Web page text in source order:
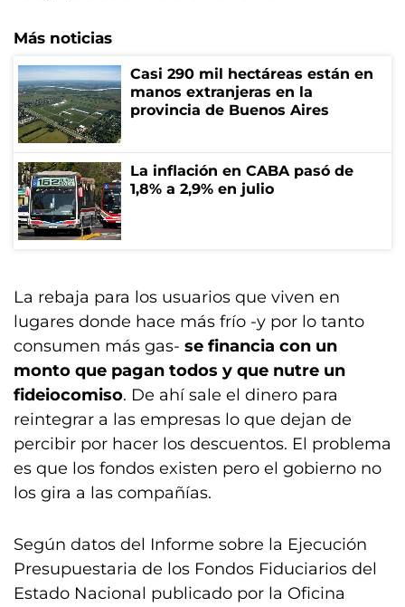
Más noticias
Casi 290 mil hectáreas están en
manos extranjeras en la
provincia de Buenos Aires
La inflación en CABA pasó de
1,8% a 2,9% en julio
La rebaja para los usuarios que viven en
lugares donde hace más frío -y por lo tanto
consumen más gas- se financia con un
monto que pagan todos y que nutre un
fideiocomiso. De ahí sale el dinero para
reintegrar a las empresas lo que dejan de
percibir por hacer los descuentos. El problema
es que los fondos existen pero el gobierno no
los gira a las compañías.
Según datos del Informe sobre la Ejecución
Presupuestaria de los Fondos Fiduciarios del
Estado Nacional publicado por la Oficina